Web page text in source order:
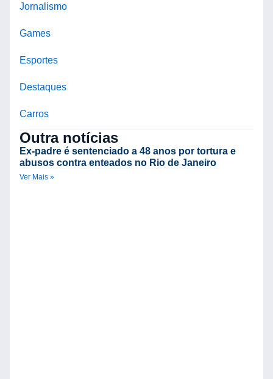
Jornalismo
Games
Esportes
Destaques
Carros
Outra notícias
Ex-padre é sentenciado a 48 anos por tortura e
abusos contra enteados no Rio de Janeiro
Ver Mais »